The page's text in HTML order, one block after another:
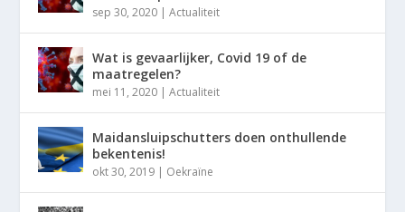
sep 30, 2020 |Actualiteit
Wat is gevaarlijker, Covid 19 of de
maatregelen?
mei 11, 2020 |Actualiteit
Maidansluipschutters doen onthullende
bekentenis!
okt 30, 2019 | Oekraïne